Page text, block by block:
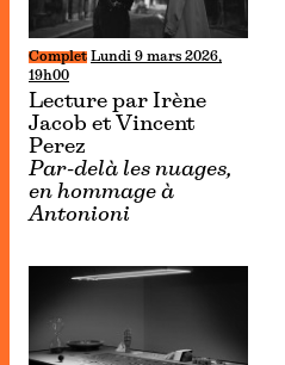
Complet
Lundi 9 mars 2026,
19h00
Lecture par Irène
Jacob et Vincent
Perez
Par-delà les nuages,
en hommage à
Antonioni